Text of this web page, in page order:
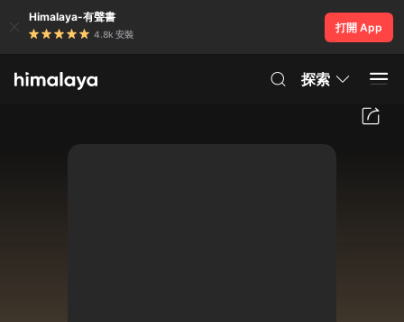
Himalaya-有聲書
4.8k 安裝
打開 App
探索